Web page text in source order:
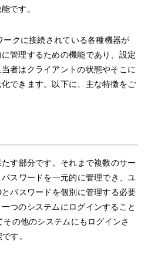
です。
クに接続されている各種機器が
管理するための機能であり、設定
者はクライアントの状態やそこに
できます。以下に、主な特徴をご
す部分です。それまで複数のサー
スワードを一元的に管理でき、ユ
パスワードを個別に管理する必要
つのシステムにログインすること
の他のシステムにもログインさ
す。